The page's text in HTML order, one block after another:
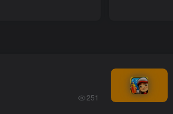
251